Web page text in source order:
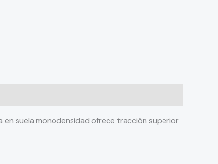
suela monodensidad ofrece tracción superior